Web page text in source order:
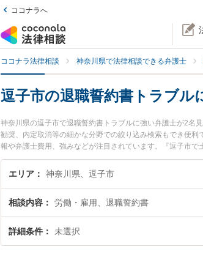
ココナラへ
ココナラ法律相談 神奈川県で法律相談できる弁護士
逗子市の退職誓約書トラブル
神奈川県の逗子市で退職誓約書トラブルに強い弁護士が2名
勧奨、内定取消等の細かな分野での絞り込み検索もでき便
報や弁護士費用、強みなどが注目されています。『逗子市
ル解決の実績豊富な近くの弁護士を検索したい』『初回相
めです。
エリア 神奈川県、逗子市
相談内容 労働・雇用、退職誓約書
詳細条件 未選択